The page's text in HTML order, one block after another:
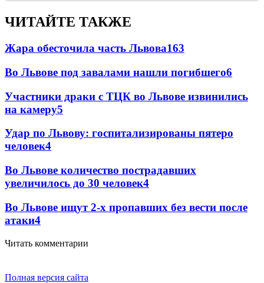
ЧИТАЙТЕ ТАКЖЕ
Жара обесточила часть Львова163
Во Львове под завалами нашли погибшего6
Участники драки с ТЦК во Львове извинились
на камеру5
Удар по Львову: госпитализированы пятеро
человек4
Во Львове количество пострадавших
увеличилось до 30 человек4
Во Львове ищут 2-х пропавших без вести после
атаки4
Читать комментарии
Полная версия сайта